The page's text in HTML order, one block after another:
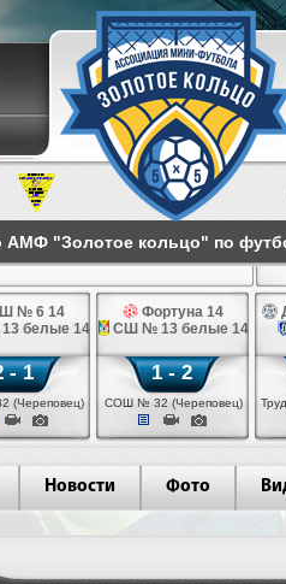
АМФ "Золотое кольцо" по
№ 6 14
белые 14
- 1
(Череповец)
Фортуна 14
СШ № 13 белые 14
1 - 2
СОШ № 32 (Череповец)
Новости Фото